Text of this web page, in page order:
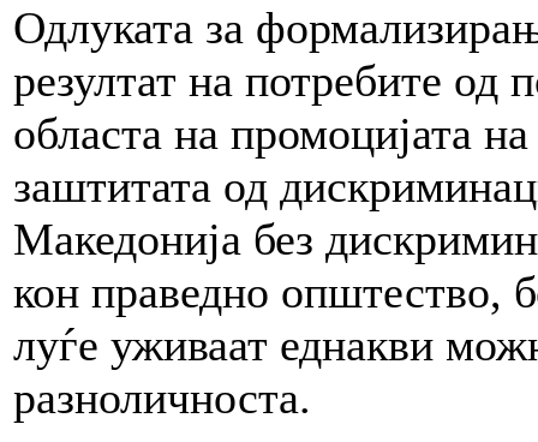
Одлуката за
резултат на потребите од
областа на промоцијата
заштитата од
Македонија без
кон праведно општество,
луѓе уживаат еднакви
разноличноста.